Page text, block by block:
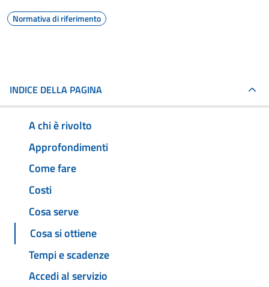
Normativa di riferimento
INDICE DELLA PAGINA
A chi è rivolto
Approfondimenti
Come fare
Costi
Cosa serve
Cosa si ottiene
Tempi e scadenze
Accedi al servizio